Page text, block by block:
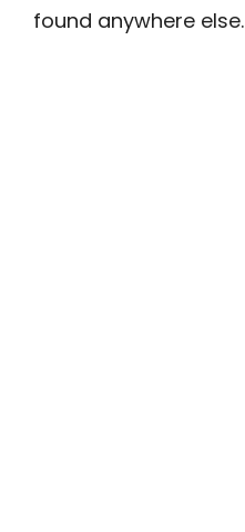
found anywhere else.